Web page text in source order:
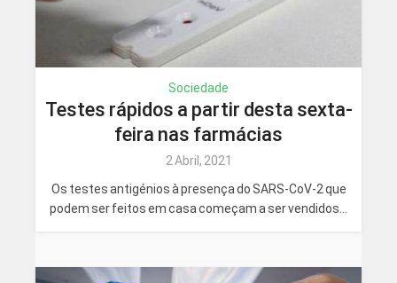
Sociedade
Testes rápidos a partir desta sexta-
feira nas farmácias
2 Abril, 2021
Os testes antigénios à presença do SARS-CoV-2 que
podem ser feitos em casa começam a ser vendidos...